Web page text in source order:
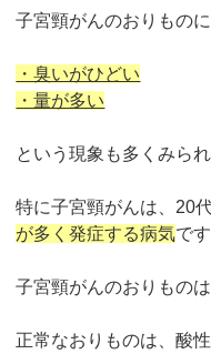
子宮頸がんのおりもの
・臭いがひどい
・量が多い
という現象も多くみられ
特に子宮頸がんは、20
が多く発症する病気です
子宮頸がんのおりもの
正常なおりものは、酸